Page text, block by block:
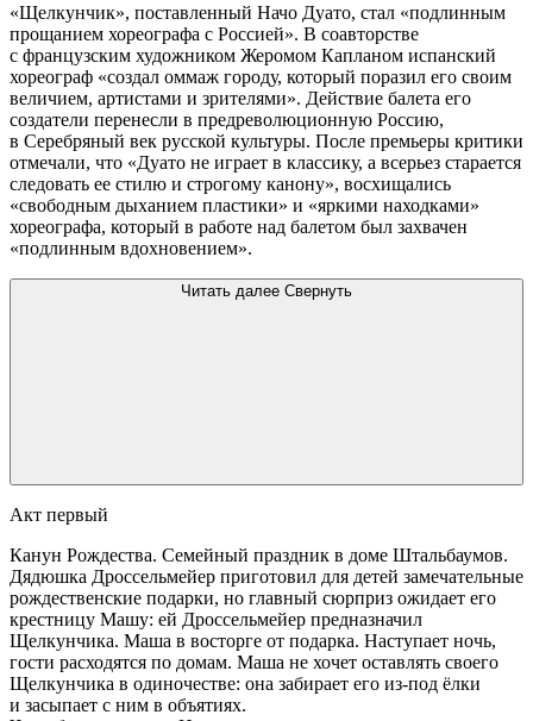
«Щелкунчик», поставленный Начо Дуато, стал «подлинным
прощанием хореографа с Россией». В соавторстве
с французским художником Жеромом Капланом испанский
хореограф «создал оммаж городу, который поразил его своим
величием, артистами и зрителями». Действие балета его
создатели перенесли в предреволюционную Россию,
в Серебряный век русской культуры. После премьеры критики
отмечали, что «Дуато не играет в классику, а всерьез старается
следовать ее стилю и строгому канону», восхищались
«свободным дыханием пластики» и «яркими находками»
хореографа, который в работе над балетом был захвачен
«подлинным вдохновением».
Читать далее Свернуть
Акт первый
Канун Рождества. Семейный праздник в доме Штальбаумов.
Дядюшка Дроссельмейер приготовил для детей замечательные
рождественские подарки, но главный сюрприз ожидает его
крестницу Машу: ей Дроссельмейер предназначил
Щелкунчика. Маша в восторге от подарка. Наступает ночь,
гости расходятся по домам. Маша не хочет оставлять своего
Щелкунчика в одиночестве: она забирает его из-под ёлки
и засыпает с ним в объятиях.